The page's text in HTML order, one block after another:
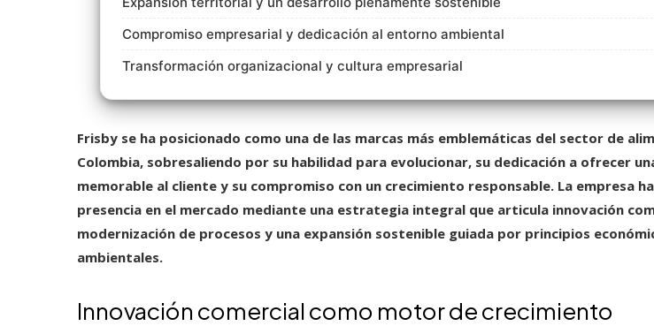
Compromiso empresarial y dedicación al entorno ambiental
Transformación organizacional y cultura empresarial
Frisby se ha posicionado como una de las marcas más emblemáticas del sector de
Colombia, sobresaliendo por su habilidad para evolucionar, su dedicación a ofrecer
memorable al cliente y su compromiso con un crecimiento responsable. La empresa
presencia en el mercado mediante una estrategia integral que articula innovación
modernización de procesos y una expansión sostenible guiada por principios
ambientales.
Innovación comercial como motor de crecimiento